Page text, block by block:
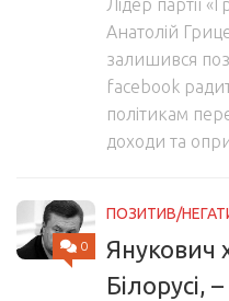
Лідер партії
Анатолій
залишився
facebook
політикам
доходи та
0
ПОЗИТИВ/
Янукович
Білорусі,